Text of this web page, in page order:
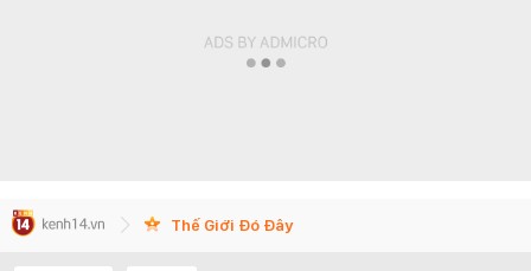
Thế Giới Đó Đây